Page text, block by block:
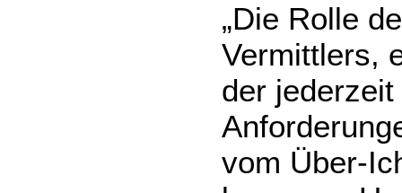
„Die Rolle
Vermittlers,
der
vom Über-